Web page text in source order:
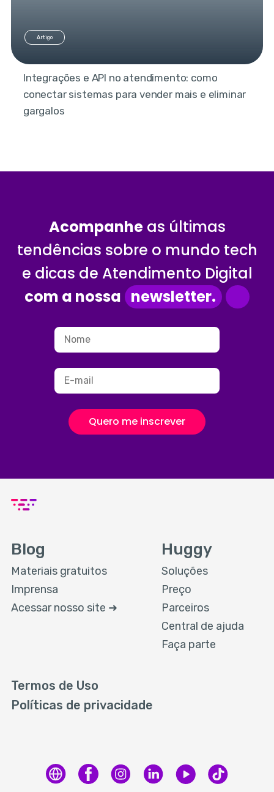
Artigo
Integrações e API no atendimento: como
conectar sistemas para vender mais e eliminar
gargalos
Acompanheas últimas
tendências sobre o mundo tech
e dicas de Atendimento Digital
com a nossa newsletter.
Quero me inscrever
Blog
Materiais gratuitos
Imprensa
Acessar nosso site ➜
Huggy
Soluções
Preço
Parceiros
Central de ajuda
Faça parte
Termos de Uso
Políticas de privacidade